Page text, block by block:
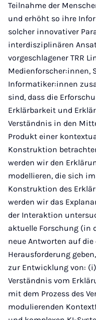
Teilnahme der
und erhöht so ihre
solcher innovativer
interdisziplinären
vorgeschlagener TRR
Medienforscher:innen,
Informatiker:innen
sind, dass die
Erklärbarkeit und
Verständnis in den
Produkt einer
Konstruktion
werden wir den
modellieren, die sich
Konstruktion des
werden wir das
der Interaktion
aktuelle Forschung (in
neue Antworten auf
Herausforderung
zur Entwicklung von:
Verständnis vom
mit dem Prozess des
modulierenden